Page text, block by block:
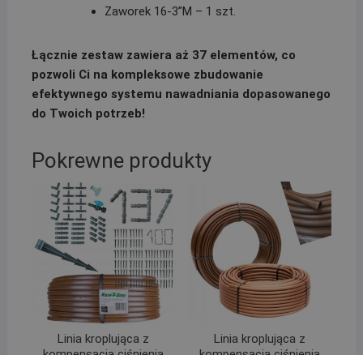
Zaworek 16-3”M – 1 szt.
Łącznie zestaw zawiera aż 37 elementów, co
pozwoli Ci na kompleksowe zbudowanie
efektywnego systemu nawadniania dopasowanego
do Twoich potrzeb!
Pokrewne produkty
Linia kroplująca z
Linia kroplująca z